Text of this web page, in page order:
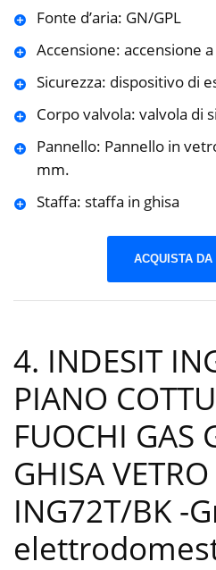
Fonte d’aria: GN/GPL
Accensione: accensione
Sicurezza: dispositivo di
Corpo valvola: valvola di
Pannello: Pannello in
mm.
Staffa: staffa in ghisa
ACQUISTA DA
4. INDESIT
PIANO
FUOCHI GAS
GHISA
ING72T/BK-